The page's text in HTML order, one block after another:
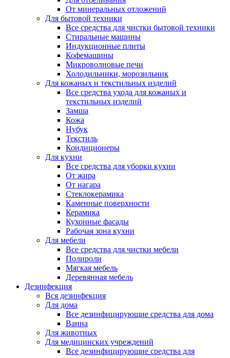
От минеральных отложений
Для бытовой техники
Все средства для чистки бытовой техники
Стиральные машины
Индукционные плиты
Кофемашины
Микроволновые печи
Холодильники, морозильник
Для кожаных и текстильных изделий
Все средства ухода для кожаных и
текстильных изделий
Замша
Кожа
Нубук
Текстиль
Кондиционеры
Для кухни
Все средства для уборки кухни
От жира
От нагара
Стеклокерамика
Каменные поверхности
Керамика
Кухонные фасады
Рабочая зона кухни
Для мебели
Все средства для чистки мебели
Полироли
Мягкая мебель
Деревянная мебель
Дезинфекция
Вся дезинфекция
Для дома
Все дезинфицирующие средства для дома
Ванна
Для животных
Для медицинских учреждений
Все дезинфицирующие средства для